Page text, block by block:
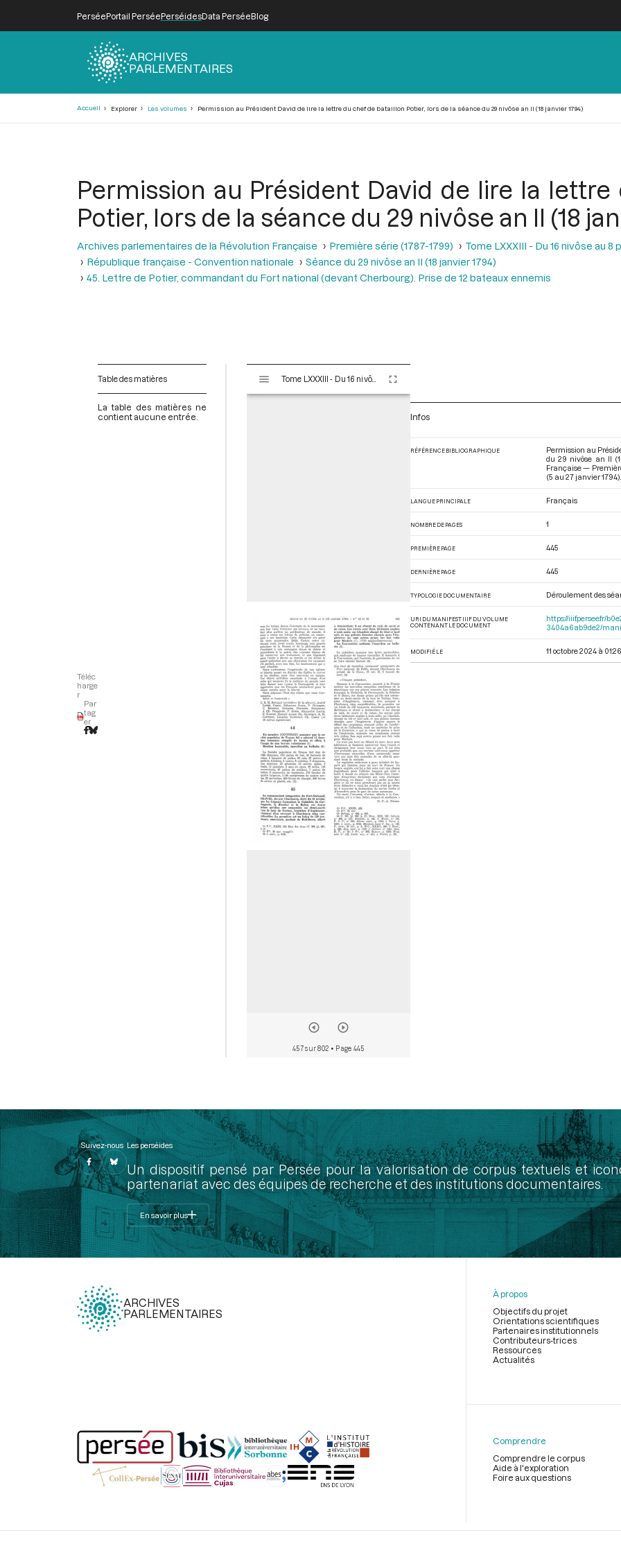
PerséePortail PerséePerséidesData PerséeBlog
ARCHIVES
PARLEMENTAIRES
Accueil Explorer Les volumes Permission au Président David de lire la lettre du chef de bataillon Potier, lors de la séance du 29 nivôse an II (18 janvier 1794)
Permission au Président David de lire la
Potier, lors de la séance du 29 nivôse an II (18
Archives parlementaires de la Révolution Française Première série (1787-1799)
Tome LXXXIII - Du 16 nivôse au 8
République française - Convention nationale
Séance du 29 nivôse an II (18 janvier 1794)
45. Lettre de Potier, commandant du Fort national (devant Cherbourg). Prise de 12 bateaux ennemis
Téléc
harge
r
Par
tag
er
Table des matières
La table des matières ne
contient aucune entrée.
s
Tome LXXXIII - Du 16 nivôse au 8 pluviôse An II (5 au 27 janvier 1794)
457 sur 802 • Page 445
Infos
RÉFÉRENCE BIBLIOGRAPHIQUE
Permission au
du 29 nivôse an II
Française —
(5 au 27 janvier 1794)
LANGUE PRINCIPALE Français
NOMBRE DE PAGES 1
PREMIÈRE PAGE 445
DERNIÈRE PAGE 445
TYPOLOGIE DOCUMENTAIRE Déroulement des
URI DU MANIFEST IIIF DU VOLUME
CONTENANT LE DOCUMENT
https://iiif.persee.fr/
3404a6ab9de2/
MODIFIÉ LE 11 octobre 2024 à 01:26
Suivez-nous Les perséides
Un dispositif pensé par Persée pour la valorisation de corpus textuels et
partenariat avec des équipes de recherche et des institutions documentaires.
En savoir plus
ARCHIVES
PARLEMENTAIRES
page
À propos
Objectifs du projet
Orientations scientifiques
Partenaires institutionnels
Contributeurs-trices
Ressources
Actualités
Comprendre
Comprendre le corpus
Aide à l'exploration
Foire aux questions
Légal